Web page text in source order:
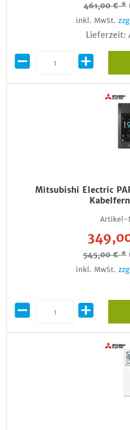
461,00 € *
inkl. MwSt.
Lieferzeit:
Mitsubishi Electric
Artikel-
545,00 € *
inkl. MwSt.